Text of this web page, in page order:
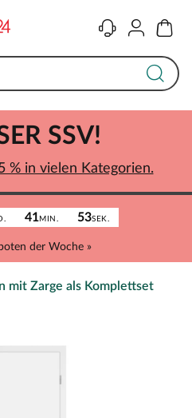
KontaktKonto
41MIN. 53SEK.
der Woche »
SSV!
% in vielen Kategorien.
mit Zarge als Komplettset